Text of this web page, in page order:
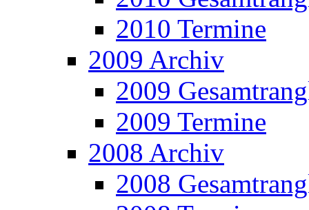
2010 Termine
2009 Archiv
2009
2009 Termine
2008 Archiv
2008